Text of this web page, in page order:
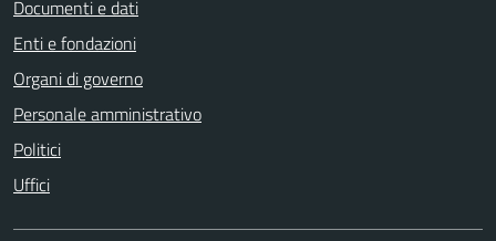
Documenti e dati
Enti e fondazioni
Organi di governo
Personale amministrativo
Politici
Uffici